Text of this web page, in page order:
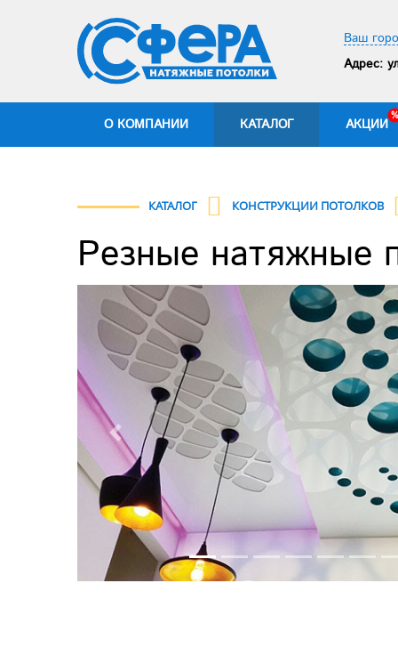
Ваш
Адрес:
О КОМПАНИИ КАТАЛОГ АКЦИИ
КАТАЛОГ КОНСТРУКЦИИ ПОТОЛКОВ
Резные натяжные
Previous